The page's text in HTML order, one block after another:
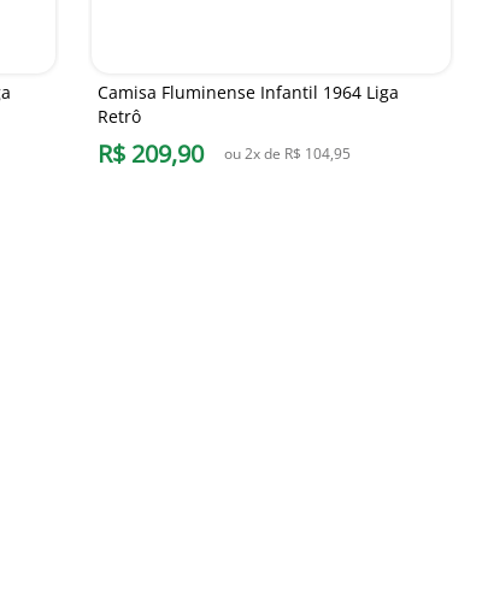
Camisa Fluminense Infantil 1964 Liga
Retrô
R$ 209,90 ou2x de R$ 104,95